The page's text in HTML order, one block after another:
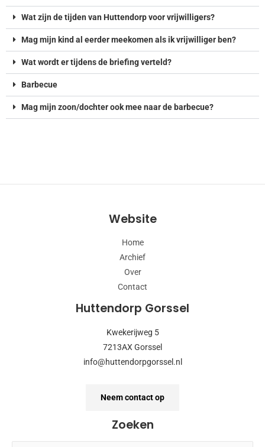
Wat zijn de tijden van Huttendorp voor vrijwilligers?
Mag mijn kind al eerder meekomen als ik vrijwilliger ben?
Wat wordt er tijdens de briefing verteld?
Barbecue
Mag mijn zoon/dochter ook mee naar de barbecue?
Website
Home
Archief
Over
Contact
Huttendorp Gorssel
Kwekerijweg 5
7213AX Gorssel
info@huttendorpgorssel.nl
Neem contact op
Zoeken